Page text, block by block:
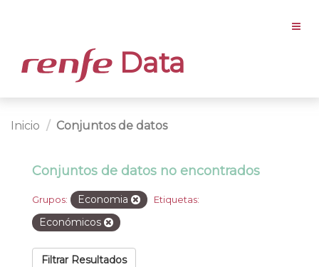
Data
Inicio Conjuntos de datos
Conjuntos de datos no encontrados
Grupos: Economia Etiquetas:
Económicos
Filtrar Resultados